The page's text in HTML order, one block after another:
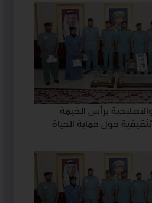
برأس الخيمة
حول حماية الحياة